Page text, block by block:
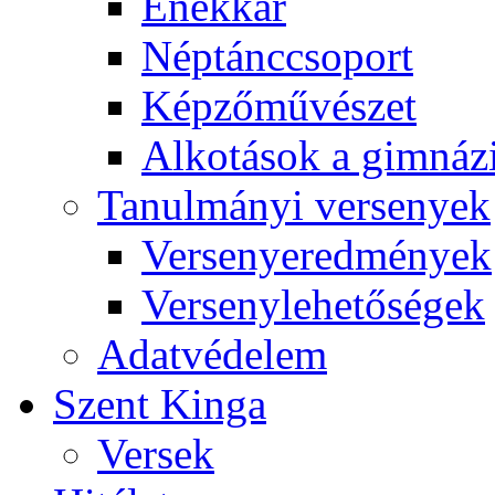
Néptánccsoport
Képzőművészet
Alkotások a
Tanulmányi versenyek
Versenyeredmények
Versenylehetőségek
Adatvédelem
Szent Kinga
Versek